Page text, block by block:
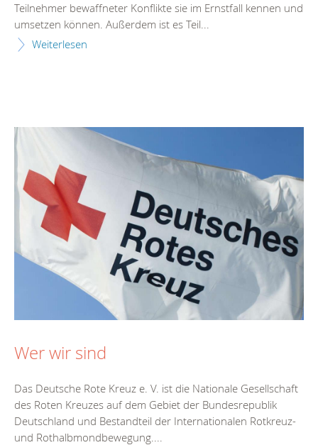
Teilnehmer bewaffneter Konflikte sie im Ernstfall kennen und
umsetzen können. Außerdem ist es Teil...
Weiterlesen
Wer wir sind
Das Deutsche Rote Kreuz e. V. ist die Nationale Gesellschaft
des Roten Kreuzes auf dem Gebiet der Bundesrepublik
Deutschland und Bestandteil der Internationalen Rotkreuz-
und Rothalbmondbewegung....